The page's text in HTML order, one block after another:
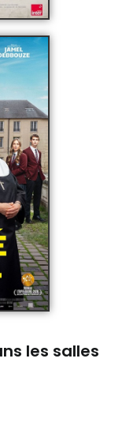
les salles